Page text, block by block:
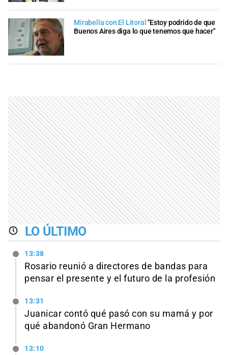
Mirabella con El Litoral "Estoy podrido de que
Buenos Aires diga lo que tenemos que hacer"
LO ÚLTIMO
13:38
Rosario reunió a directores de bandas para
pensar el presente y el futuro de la profesión
13:31
Juanicar contó qué pasó con su mamá y por
qué abandonó Gran Hermano
13:10